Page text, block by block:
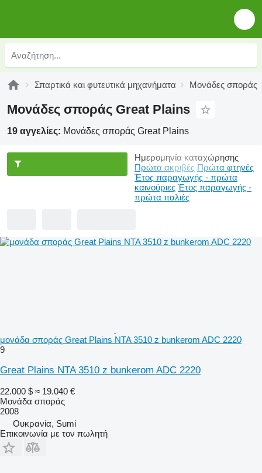
Σπαρτικά και φυτευτικά μηχανήματα Μονάδες σποράς
Μονάδες σποράς Great Plains
19 αγγελίες: Μονάδες σποράς Great Plains
Ημερομηνία καταχώρησης
Πρώτα ακριβές Πρώτα φτηνές
Έτος παραγωγής - πρώτα
καινούριες Έτος παραγωγής -
πρώτα παλιές
μονάδα σποράς Great Plains NTA 3510 z bunkerom ADC 2220
9
Great Plains NTA 3510 z bunkerom ADC 2220
22.000 $ ≈ 19.040 €
Μονάδα σποράς
2008
Ουκρανία, Sumi
Επικοινωνία με τον πωλητή